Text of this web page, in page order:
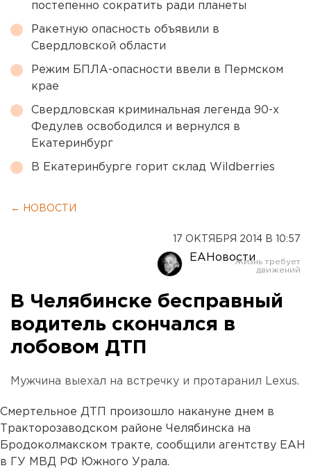
постепенно сократить ради планеты
Ракетную опасность объявили в
Свердловской области
Режим БПЛА-опасности ввели в Пермском
крае
Свердловская криминальная легенда 90-х
Федулев освободился и вернулся в
Екатеринбург
В Екатеринбурге горит склад Wildberries
← НОВОСТИ
17 ОКТЯБРЯ 2014 В 10:57
ЕАНовости
В Челябинске бесправный
водитель скончался в
лобовом ДТП
Мужчина выехал на встречку и протаранил Lexus.
Смертельное ДТП произошло накануне днем в
Тракторозаводском районе Челябинска на
Бродоколмакском тракте, сообщили агентству ЕАН
в ГУ МВД РФ Южного Урала.